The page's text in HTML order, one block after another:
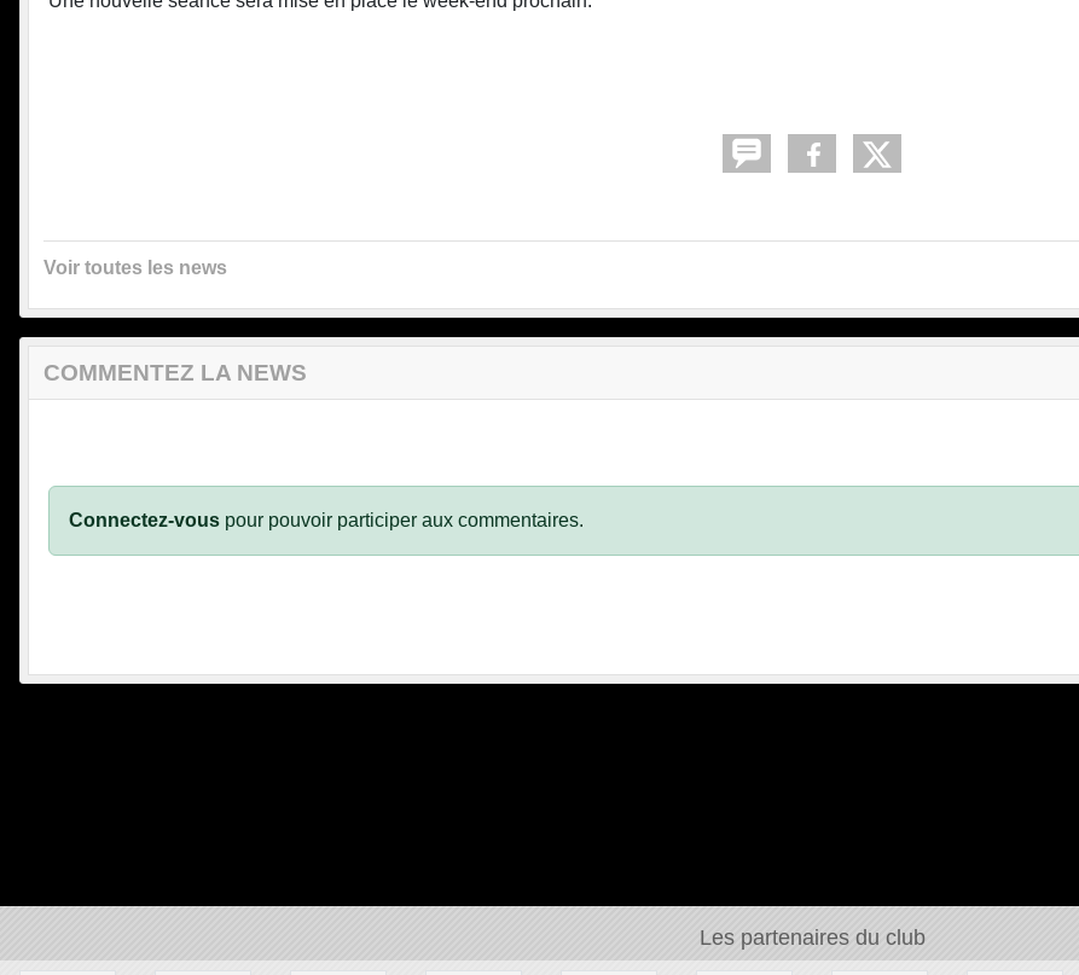
Voir toutes les news
COMMENTEZ LA NEWS
Connectez-vous pour pouvoir participer aux commentaires.
Les partenaires du club